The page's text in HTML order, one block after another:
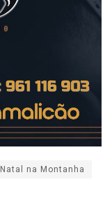
Natal na Montanha